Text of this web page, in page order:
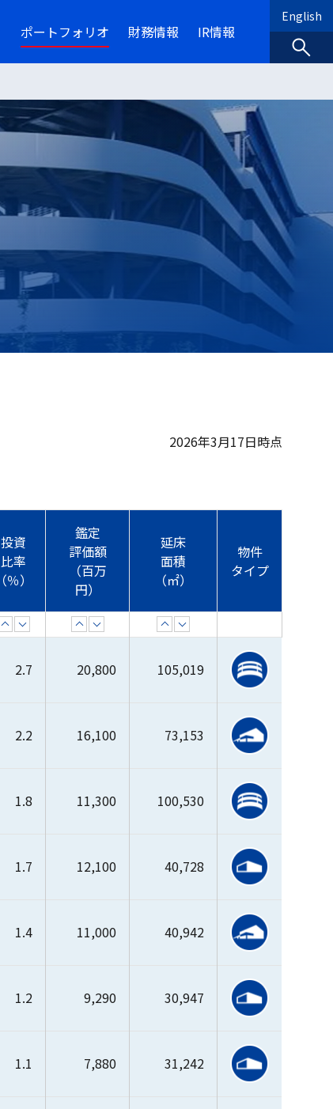
ポートフォリオ 財務情報 IR情報
English
2026年3月17日時点
投資
比率
（％）
鑑定
評価額
（百万
円）
延床
面積
（㎡）
物件
タイプ
昇順降順 昇順降順 昇順
2.7 20,800 105,019
2.2 16,100 73,153
1.8 11,300 100,530
1.7 12,100 40,728
1.4 11,000 40,942
1.2 9,290 30,947
1.1 7,880 31,242